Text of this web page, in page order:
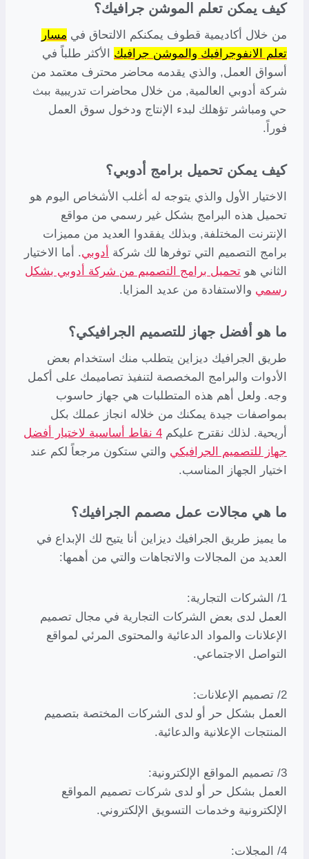
كيف يمكن تعلم الموشن جرافيك؟
من خلال أكاديمية قطوف يمكنكم الالتحاق في مسار
تعلم الانفوجرافيك والموشن جرافيك الأكثر طلباً في
أسواق العمل, والذي يقدمه محاضر محترف معتمد من
شركة أدوبي العالمية, من خلال محاضرات تدريبية ببث
حي ومباشر تؤهلك لبدء الإنتاج ودخول سوق العمل
فوراً.
كيف يمكن تحميل برامج أدوبي؟
الاختيار الأول والذي يتوجه له أغلب الأشخاص اليوم هو
تحميل هذه البرامج بشكل غير رسمي من مواقع
الإنترنت المختلفة, وبذلك يفقدوا العديد من مميزات
برامج التصميم التي توفرها لك شركة
أدوبي. أما الاختيار
الثاني هو تحميل برامج التصميم من شركة أدوبي بشكل
رسمي والاستفادة من عديد المزايا.
ما هو أفضل جهاز للتصميم الجرافيكي؟
طريق الجرافيك ديزاين يتطلب منك استخدام بعض
الأدوات والبرامج المخصصة لتنفيذ تصاميمك على أكمل
وجه. ولعل أهم هذه المتطلبات هي جهاز حاسوب
بمواصفات جيدة يمكنك من خلاله انجاز عملك بكل
أريحية. لذلك نقترح عليكم
4 نقاط أساسية لاختيار أفضل
جهاز للتصميم الجرافيكي والتي ستكون مرجعاً لكم عند
اختيار الجهاز المناسب.
ما هي مجالات عمل مصمم الجرافيك؟
ما يميز طريق الجرافيك ديزاين أنا يتيح لك الإبداع في
العديد من المجالات والاتجاهات والتي من أهمها:
1/ الشركات التجارية:
العمل لدى بعض الشركات التجارية في مجال تصميم
الإعلانات والمواد الدعائية والمحتوى المرئي لمواقع
التواصل الاجتماعي.
2/ تصميم الإعلانات:
العمل بشكل حر أو لدى الشركات المختصة بتصميم
المنتجات الإعلانية والدعائية.
3/ تصميم المواقع الإلكترونية:
العمل بشكل حر أو لدى شركات تصميم المواقع
الإلكترونية وخدمات التسويق الإلكتروني.
4/ المجلات: